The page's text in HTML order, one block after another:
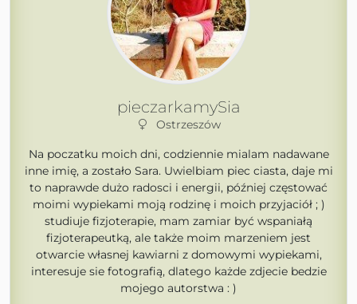
pieczarkamySia
Ostrzeszów
Na poczatku moich dni, codziennie mialam nadawane
inne imię, a zostało Sara. Uwielbiam piec ciasta, daje mi
to naprawde dużo radosci i energii, później częstować
moimi wypiekami moją rodzinę i moich przyjaciół ; )
studiuje fizjoterapie, mam zamiar być wspaniałą
fizjoterapeutką, ale także moim marzeniem jest
otwarcie własnej kawiarni z domowymi wypiekami,
interesuje sie fotografią, dlatego każde zdjecie bedzie
mojego autorstwa : )